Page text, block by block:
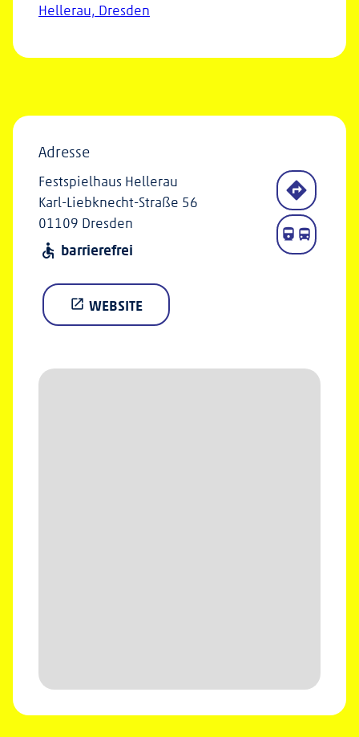
Hellerau, Dresden
Adresse
Festspielhaus Hellerau
Karl-Liebknecht-Straße 56
01109 Dresden
accessible barrierefrei
open_in_new WEBSITE